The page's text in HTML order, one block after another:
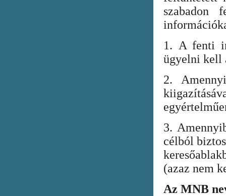
szabadon
1. A fenti
ügyelni kell
2.
3.
célból
(azaz nem
Az MNB